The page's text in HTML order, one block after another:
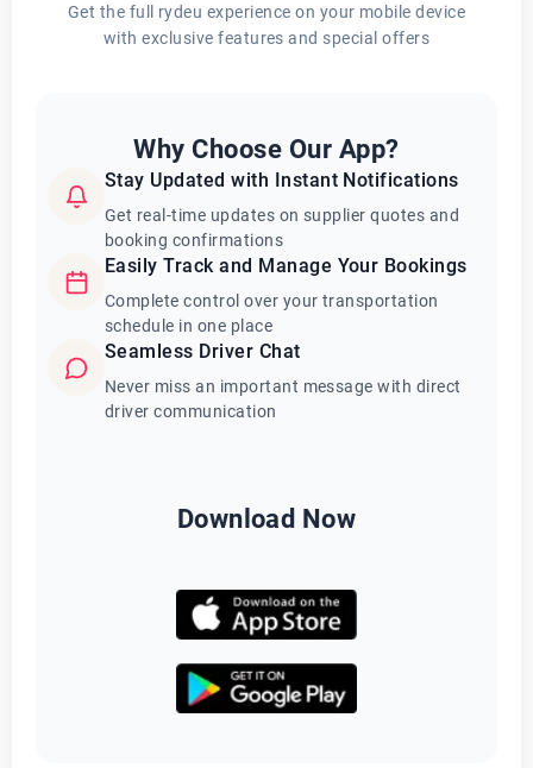
Get the full rydeu experience on your mobile device
with exclusive features and special offers
Why Choose Our App?
Stay Updated with Instant Notifications
Get real-time updates on supplier quotes and
booking confirmations
Easily Track and Manage Your Bookings
Complete control over your transportation
schedule in one place
Seamless Driver Chat
Never miss an important message with direct
driver communication
Download Now